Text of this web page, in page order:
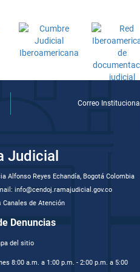
Correo Institucional
Judicial
Alfonso Reyes Echandía, Bogotá Colombia
info@cendoj.ramajudicial.gov.co
Canales de Atención
Denuncias
del sitio
8:00 a.m. a 1:00 p.m. - 2:00 p.m. a 5:00